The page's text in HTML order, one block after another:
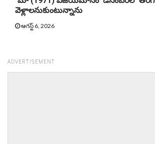
వెళ్లాలనుకుంటున్నాను
ఆగస్ట్ 6, 2026
ADVERTISEMENT